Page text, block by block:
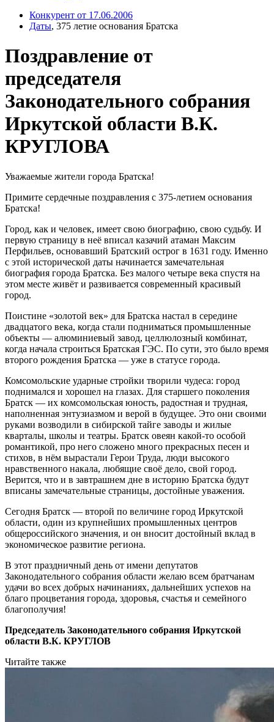
Конкурент от 17.06.2006
Даты, 375 летие основания Братска
Поздравление от
председателя
Законодательного собрания
Иркутской области В.К.
КРУГЛОВА
Уважаемые жители города Братска!
Примите сердечные поздравления с 375-летием основания
Братска!
Город, как и человек, имеет свою биографию, свою судьбу. И
первую страницу в неё вписал казачий атаман Максим
Перфильев, основавший Братский острог в 1631 году. Именно
с этой исторической даты начинается замечательная
биография города Братска. Без малого четыре века спустя на
этом месте живёт и развивается современный красивый
город.
Поистине «золотой век» для Братска настал в середине
двадцатого века, когда стали подниматься промышленные
объекты — алюминиевый завод, целлюлозный комбинат,
когда начала строиться Братская ГЭС. По сути, это было время
второго рождения Братска — уже в статусе города.
Комсомольские ударные стройки творили чудеса: город
поднимался и хорошел на глазах. Для старшего поколения
Братск — их комсомольская юность, радостная и трудная,
наполненная энтузиазмом и верой в будущее. Это они своими
руками возводили в сибирской тайге заводы и жилые
кварталы, школы и театры. Братск овеян какой-то особой
романтикой, про него сложено много прекрасных песен и
стихов, в нём вырастали Герои Труда, люди высокого
нравственного накала, любящие своё дело, свой город.
Верится, что и в завтрашнем дне в историю Братска будут
вписаны замечательные страницы, достойные уважения.
Сегодня Братск — второй по величине город Иркутской
области, один из крупнейших промышленных центров
общероссийского значения, и он вносит достойный вклад в
экономическое развитие региона.
В этот праздничный день от имени депутатов
Законодательного собрания области желаю всем братчанам
удачи во всех добрых начинаниях, дальнейших успехов на
благо процветания города, здоровья, счастья и семейного
благополучия!
Председатель Законодательного собрания Иркутской
области В.К. КРУГЛОВ
Читайте также